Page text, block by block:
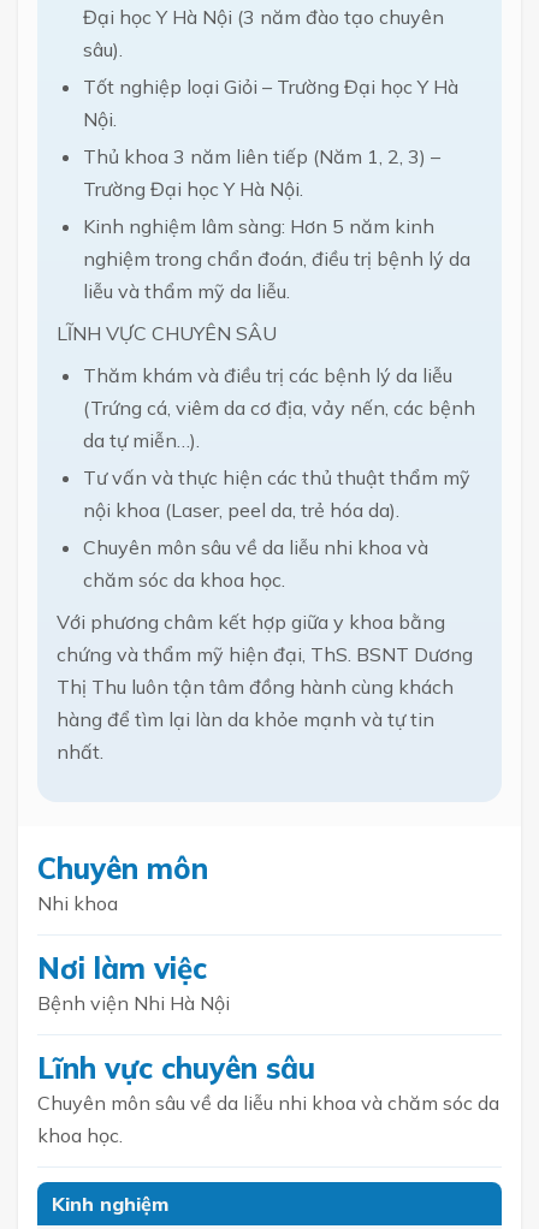
Đại học Y Hà Nội (3 năm đào tạo chuyên
sâu).
Tốt nghiệp loại Giỏi – Trường Đại học Y Hà
Nội.
Thủ khoa 3 năm liên tiếp (Năm 1, 2, 3) –
Trường Đại học Y Hà Nội.
Kinh nghiệm lâm sàng: Hơn 5 năm kinh
nghiệm trong chẩn đoán, điều trị bệnh lý da
liễu và thẩm mỹ da liễu.
LĨNH VỰC CHUYÊN SÂU
Thăm khám và điều trị các bệnh lý da liễu
(Trứng cá, viêm da cơ địa, vảy nến, các bệnh
da tự miễn…).
Tư vấn và thực hiện các thủ thuật thẩm mỹ
nội khoa (Laser, peel da, trẻ hóa da).
Chuyên môn sâu về da liễu nhi khoa và
chăm sóc da khoa học.
Với phương châm kết hợp giữa y khoa bằng
chứng và thẩm mỹ hiện đại, ThS. BSNT Dương
Thị Thu luôn tận tâm đồng hành cùng khách
hàng để tìm lại làn da khỏe mạnh và tự tin
nhất.
Chuyên môn
Nhi khoa
Nơi làm việc
Bệnh viện Nhi Hà Nội
Lĩnh vực chuyên sâu
Chuyên môn sâu về da liễu nhi khoa và chăm sóc da
khoa học.
Kinh nghiệm